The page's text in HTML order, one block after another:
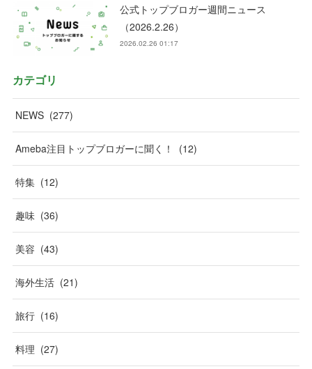
公式トップブロガー週間ニュース
（2026.2.26）
2026.02.26 01:17
カテゴリ
NEWS (277)
Ameba注目トップブロガーに聞く！ (12)
特集 (12)
趣味 (36)
美容 (43)
海外生活 (21)
旅行 (16)
料理 (27)